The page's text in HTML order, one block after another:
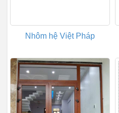
Nhôm hệ Việt Pháp